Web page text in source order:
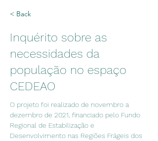
< Back
Inquérito sobre as
necessidades da
população no espaço
CEDEAO
O projeto foi realizado de novembro a
dezembro de 2021, financiado pelo Fundo
Regional de Estabilização e
Desenvolvimento nas Regiões Frágeis dos